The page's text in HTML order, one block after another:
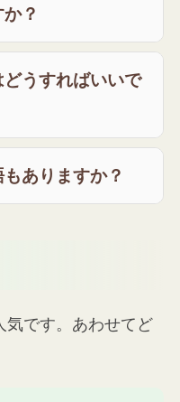
？
うすればいいで
ありますか？
気です。あわせてど